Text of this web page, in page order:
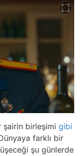
şairin birleşimi gibi
farklı bir
şu günlerde